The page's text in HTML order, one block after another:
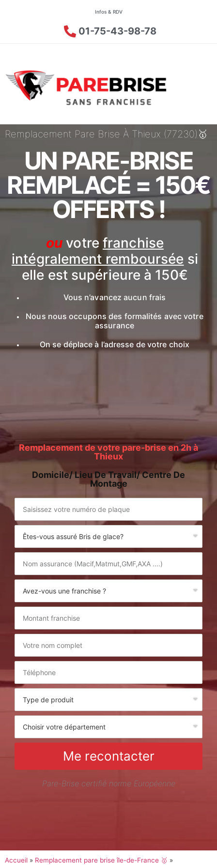
Infos & RDV
01-75-43-98-78
Remplacement Pare Brise À Thieux (77230)🥇
UN PARE-BRISE
REMPLACÉ = 150€
OFFERTS !
ou votre franchise
intégralement remboursée si
elle est supérieure à 150€
Vous n’avancez aucun frais
Nous nous occupons des formalités avec votre
assurance
On se déplace à l’adresse de votre choix
Remplacement de votre pare-brise en 2h à
Thieux
Domicile/ Lieu De Travail/ Centre De
Montage
Me recontacter
Pare-Brise certifié norme Européenne
Accueil » Remplacement pare brise île-de-France 🥇 »